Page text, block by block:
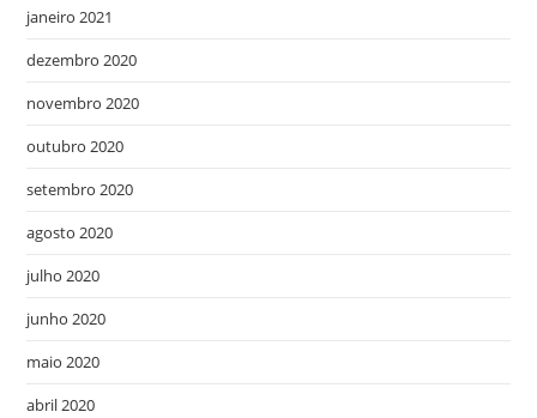
janeiro 2021
dezembro 2020
novembro 2020
outubro 2020
setembro 2020
agosto 2020
julho 2020
junho 2020
maio 2020
abril 2020